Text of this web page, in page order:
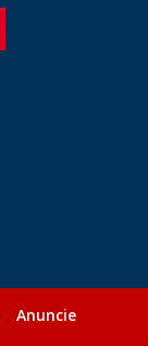
Anuncie